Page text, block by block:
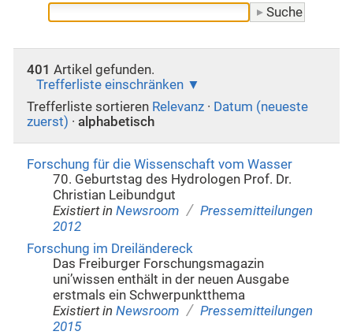
401 Artikel gefunden.
Trefferliste einschränken
Trefferliste sortieren Relevanz · Datum (neueste
zuerst) · alphabetisch
Forschung für die Wissenschaft vom Wasser
70. Geburtstag des Hydrologen Prof. Dr.
Christian Leibundgut
Existiert in Newsroom / Pressemitteilungen
2012
Forschung im Dreiländereck
Das Freiburger Forschungsmagazin
uni’wissen enthält in der neuen Ausgabe
erstmals ein Schwerpunktthema
Existiert in Newsroom / Pressemitteilungen
2015